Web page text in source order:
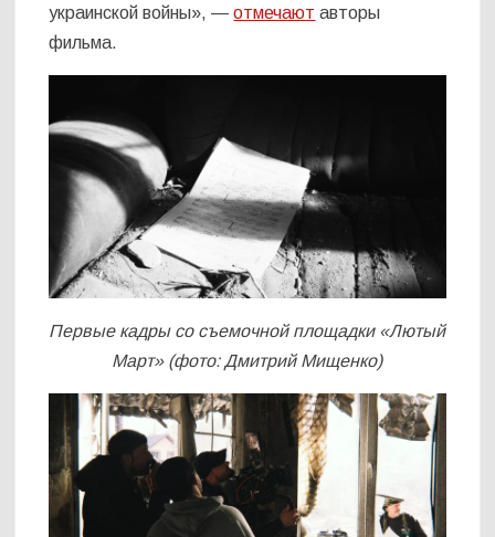
украинской войны», —отмечают авторы
фильма.
Первые кадры со съемочной площадки «Лютый
Март» (фото: Дмитрий Мищенко)